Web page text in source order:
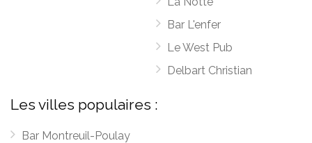
Bar L'enfer
Le West Pub
Delbart Christian
Les villes populaires :
Bar Montreuil-Poulay